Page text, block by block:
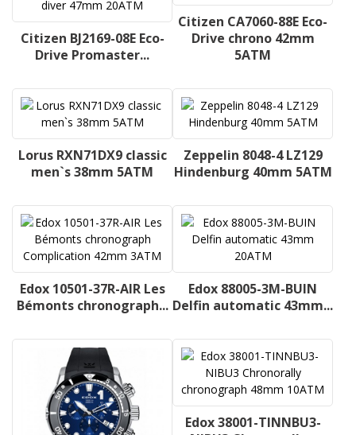
Citizen BJ2169-08E Eco-
Drive Promaster...
Citizen CA7060-88E Eco-
Drive chrono 42mm
5ATM
Lorus RXN71DX9 classic
men`s 38mm 5ATM
Zeppelin 8048-4 LZ129
Hindenburg 40mm 5ATM
Edox 10501-37R-AIR Les
Bémonts chronograph...
Edox 88005-3M-BUIN
Delfin automatic 43mm...
Edox 38001-TINNBU3-